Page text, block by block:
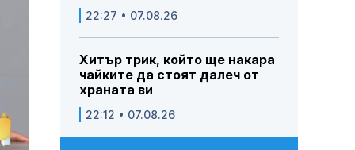
22:27 • 07.08.26
Хитър трик, който ще накара
чайките да стоят далеч от
храната ви
22:12 • 07.08.26